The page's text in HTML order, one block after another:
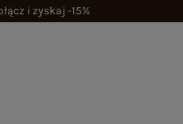
i zyskaj -15%